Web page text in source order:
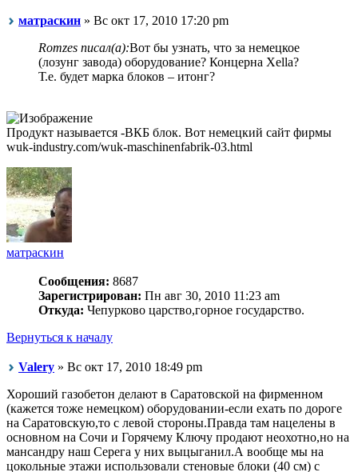
матраскин » Вс окт 17, 2010 17:20 pm
Romzes писал(а):Вот бы узнать, что за немецкое
(лозунг завода) оборудование? Концерна Xella?
Т.е. будет марка блоков – итонг?
Продукт называется -ВКБ блок. Вот немецкий сайт фирмы
wuk-industry.com/wuk-maschinenfabrik-03.html
матраскин
Сообщения: 8687
Зарегистрирован: Пн авг 30, 2010 11:23 am
Откуда: Чепурково царство,горное государство.
Вернуться к началу
Valery » Вс окт 17, 2010 18:49 pm
Хороший газобетон делают в Саратовской на фирменном
(кажется тоже немецком) оборудовании-если ехать по дороге
на Саратовскую,то с левой стороны.Правда там нацелены в
основном на Сочи и Горячему Ключу продают неохотно,но на
мансандру наш Серега у них выцыганил.А вообще мы на
цокольные этажи использовали стеновые блоки (40 см) с